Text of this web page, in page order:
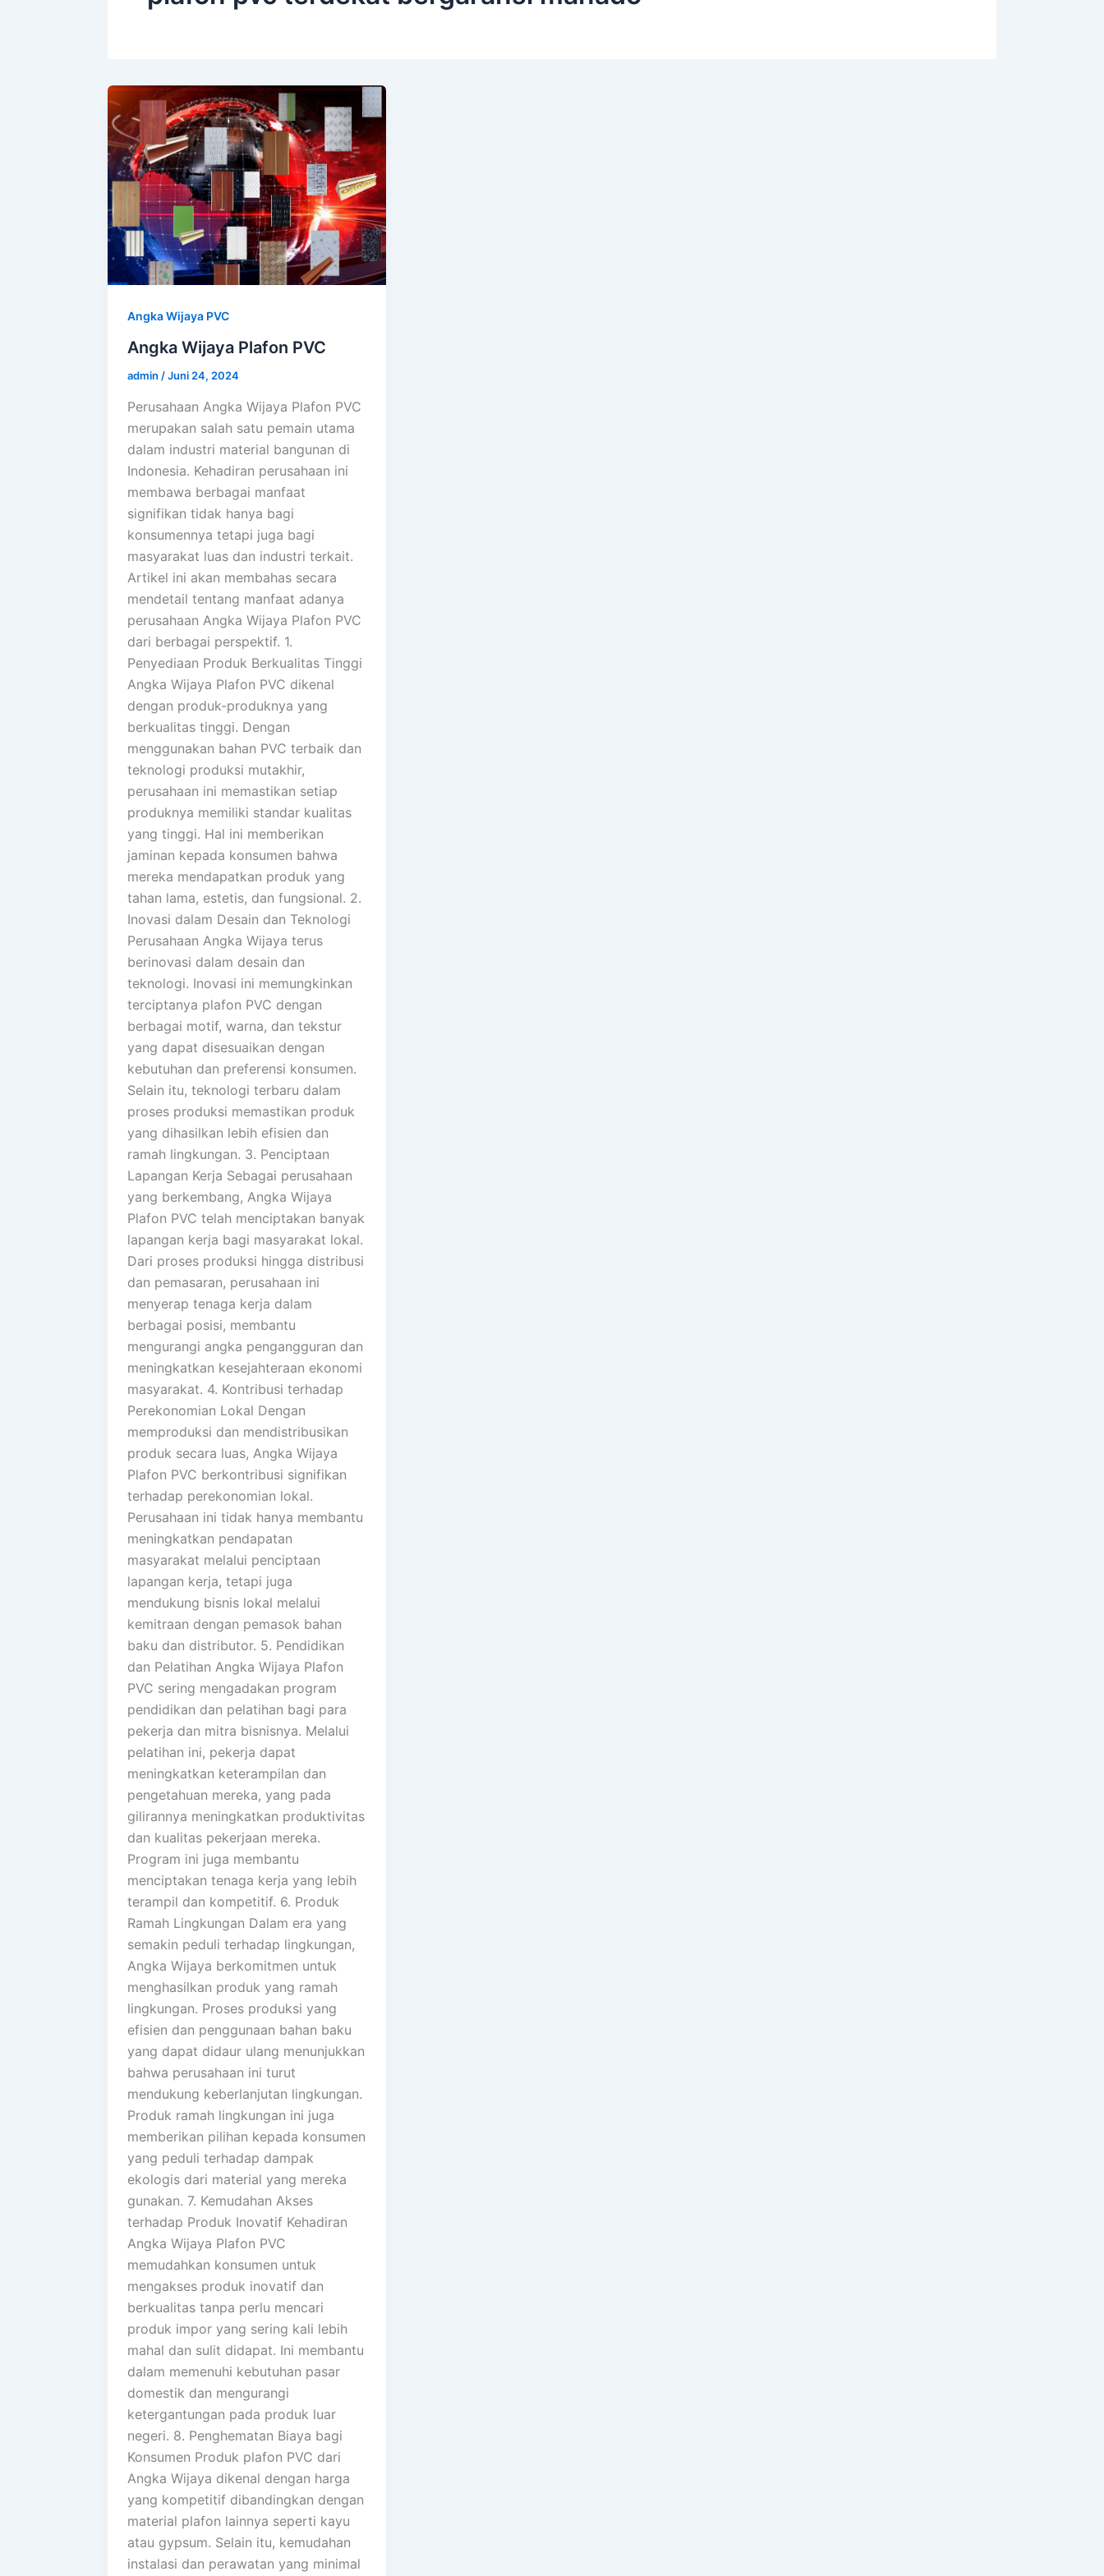
Angka Wijaya PVC
Angka Wijaya Plafon PVC
admin /Juni 24, 2024
Perusahaan Angka Wijaya Plafon PVC
merupakan salah satu pemain utama
dalam industri material bangunan di
Indonesia. Kehadiran perusahaan ini
membawa berbagai manfaat
signifikan tidak hanya bagi
konsumennya tetapi juga bagi
masyarakat luas dan industri terkait.
Artikel ini akan membahas secara
mendetail tentang manfaat adanya
perusahaan Angka Wijaya Plafon PVC
dari berbagai perspektif. 1.
Penyediaan Produk Berkualitas Tinggi
Angka Wijaya Plafon PVC dikenal
dengan produk-produknya yang
berkualitas tinggi. Dengan
menggunakan bahan PVC terbaik dan
teknologi produksi mutakhir,
perusahaan ini memastikan setiap
produknya memiliki standar kualitas
yang tinggi. Hal ini memberikan
jaminan kepada konsumen bahwa
mereka mendapatkan produk yang
tahan lama, estetis, dan fungsional. 2.
Inovasi dalam Desain dan Teknologi
Perusahaan Angka Wijaya terus
berinovasi dalam desain dan
teknologi. Inovasi ini memungkinkan
terciptanya plafon PVC dengan
berbagai motif, warna, dan tekstur
yang dapat disesuaikan dengan
kebutuhan dan preferensi konsumen.
Selain itu, teknologi terbaru dalam
proses produksi memastikan produk
yang dihasilkan lebih efisien dan
ramah lingkungan. 3. Penciptaan
Lapangan Kerja Sebagai perusahaan
yang berkembang, Angka Wijaya
Plafon PVC telah menciptakan banyak
lapangan kerja bagi masyarakat lokal.
Dari proses produksi hingga distribusi
dan pemasaran, perusahaan ini
menyerap tenaga kerja dalam
berbagai posisi, membantu
mengurangi angka pengangguran dan
meningkatkan kesejahteraan ekonomi
masyarakat. 4. Kontribusi terhadap
Perekonomian Lokal Dengan
memproduksi dan mendistribusikan
produk secara luas, Angka Wijaya
Plafon PVC berkontribusi signifikan
terhadap perekonomian lokal.
Perusahaan ini tidak hanya membantu
meningkatkan pendapatan
masyarakat melalui penciptaan
lapangan kerja, tetapi juga
mendukung bisnis lokal melalui
kemitraan dengan pemasok bahan
baku dan distributor. 5. Pendidikan
dan Pelatihan Angka Wijaya Plafon
PVC sering mengadakan program
pendidikan dan pelatihan bagi para
pekerja dan mitra bisnisnya. Melalui
pelatihan ini, pekerja dapat
meningkatkan keterampilan dan
pengetahuan mereka, yang pada
gilirannya meningkatkan produktivitas
dan kualitas pekerjaan mereka.
Program ini juga membantu
menciptakan tenaga kerja yang lebih
terampil dan kompetitif. 6. Produk
Ramah Lingkungan Dalam era yang
semakin peduli terhadap lingkungan,
Angka Wijaya berkomitmen untuk
menghasilkan produk yang ramah
lingkungan. Proses produksi yang
efisien dan penggunaan bahan baku
yang dapat didaur ulang menunjukkan
bahwa perusahaan ini turut
mendukung keberlanjutan lingkungan.
Produk ramah lingkungan ini juga
memberikan pilihan kepada konsumen
yang peduli terhadap dampak
ekologis dari material yang mereka
gunakan. 7. Kemudahan Akses
terhadap Produk Inovatif Kehadiran
Angka Wijaya Plafon PVC
memudahkan konsumen untuk
mengakses produk inovatif dan
berkualitas tanpa perlu mencari
produk impor yang sering kali lebih
mahal dan sulit didapat. Ini membantu
dalam memenuhi kebutuhan pasar
domestik dan mengurangi
ketergantungan pada produk luar
negeri. 8. Penghematan Biaya bagi
Konsumen Produk plafon PVC dari
Angka Wijaya dikenal dengan harga
yang kompetitif dibandingkan dengan
material plafon lainnya seperti kayu
atau gypsum. Selain itu, kemudahan
instalasi dan perawatan yang minimal